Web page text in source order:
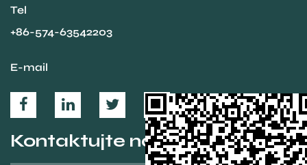
Tel
+86-574-63542203
E-mail
Kontaktujte nás